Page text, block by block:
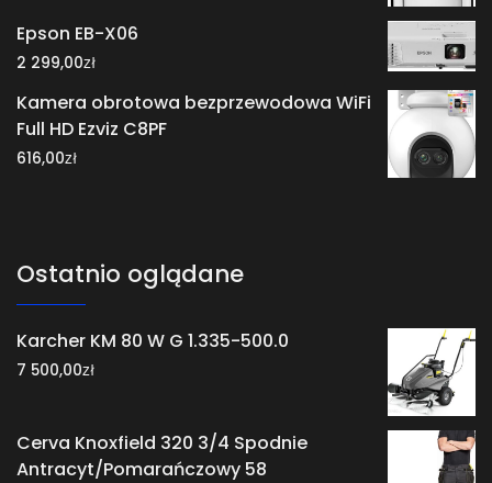
Epson EB-X06
2 299,00zł
Kamera obrotowa bezprzewodowa WiFi
Full HD Ezviz C8PF
616,00zł
Ostatnio oglądane
Karcher KM 80 W G 1.335-500.0
7 500,00zł
Cerva Knoxfield 320 3/4 Spodnie
Antracyt/Pomarańczowy 58